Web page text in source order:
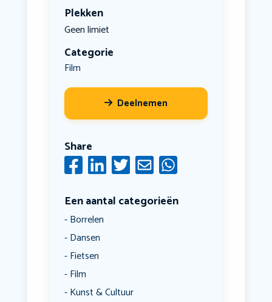
Plekken
Geen limiet
Categorie
Film
Deelnemen
Share
Een aantal categorieën
Borrelen
Dansen
Fietsen
Film
Kunst & Cultuur